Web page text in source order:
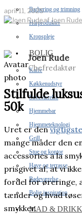
Barbering og trimning
Hårprodukter
Kropspleje
BOLIG
Kaffe
Køkkenudstyr
Soveværelse
Hjemmebar
Hjemmeteknologi
Grill
Stue og kontor
Have og terrasse
Badeværelse
Bolig inspiration
MAD &
april 11, 2025
afJoen Rude
Joen Rude
Chefredaktør
Stilfulde
50k
Uret er den
mange måder den
accessories a la
prisgivet af, at vi
fordel for øreringe,
tænder og hvad
smykker.